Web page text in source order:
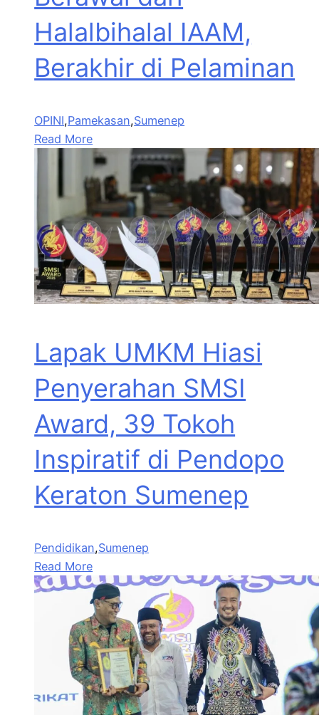
Halalbihalal IAAM,
Berakhir di Pelaminan
OPINI,Pamekasan,Sumenep
Read More
Lapak UMKM Hiasi
Penyerahan SMSI
Award, 39 Tokoh
Inspiratif di Pendopo
Keraton Sumenep
Pendidikan,Sumenep
Read More